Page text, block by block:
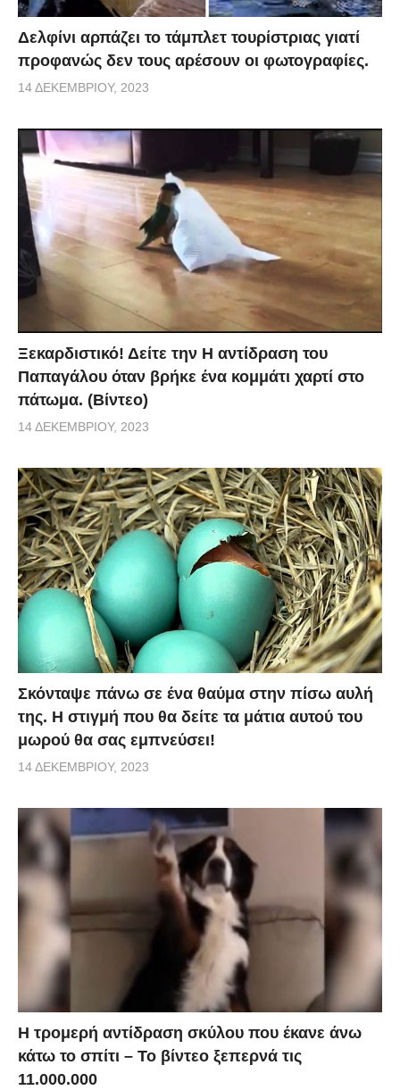
Δελφίνι αρπάζει το τάμπλετ τουρίστριας γιατί
προφανώς δεν τους αρέσουν οι φωτογραφίες.
14 ΔΕΚΕΜΒΡΊΟΥ, 2023
Ξεκαρδιστικό! Δείτε την Η αντίδραση του
Παπαγάλου όταν βρήκε ένα κομμάτι χαρτί στο
πάτωμα. (Βίντεο)
14 ΔΕΚΕΜΒΡΊΟΥ, 2023
Σκόνταψε πάνω σε ένα θαύμα στην πίσω αυλή
της. Η στιγμή που θα δείτε τα μάτια αυτού του
μωρού θα σας εμπνεύσει!
14 ΔΕΚΕΜΒΡΊΟΥ, 2023
Η τρομερή αντίδραση σκύλου που έκανε άνω
κάτω το σπίτι – Το βίντεο ξεπερνά τις
11.000.000